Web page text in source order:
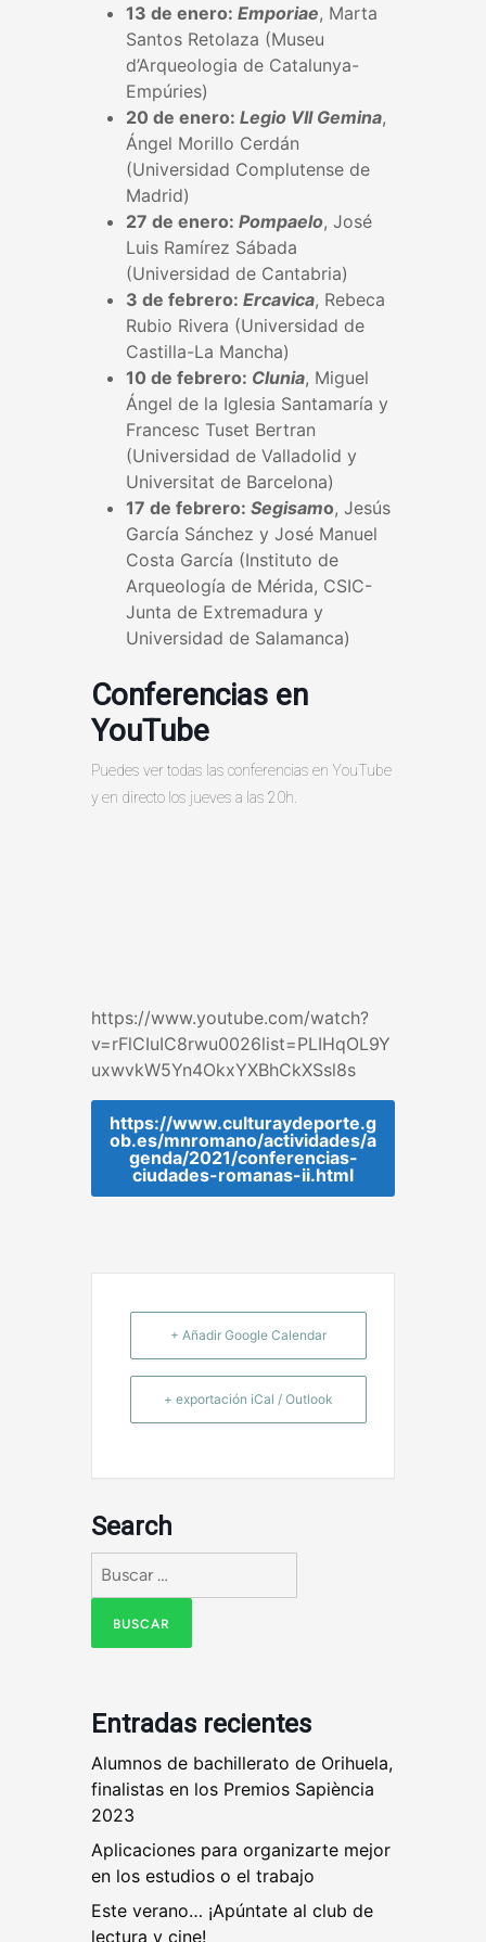
13 de enero: Emporiae, Marta
Santos Retolaza (Museu
d’Arqueologia de Catalunya-
Empúries)
20 de enero: Legio VII Gemina,
Ángel Morillo Cerdán
(Universidad Complutense de
Madrid)
27 de enero: Pompaelo, José
Luis Ramírez Sábada
(Universidad de Cantabria)
3 de febrero: Ercavica, Rebeca
Rubio Rivera (Universidad de
Castilla-La Mancha)
10 de febrero: Clunia, Miguel
Ángel de la Iglesia Santamaría y
Francesc Tuset Bertran
(Universidad de Valladolid y
Universitat de Barcelona)
17 de febrero: Segisamo, Jesús
García Sánchez y José Manuel
Costa García (Instituto de
Arqueología de Mérida, CSIC-
Junta de Extremadura y
Universidad de Salamanca)
Conferencias en
YouTube
Puedes ver todas las conferencias en YouTube
y en directo los jueves a las 20h.
https://www.youtube.com/watch?
v=rFlCIuIC8rwu0026list=PLIHqOL9Y
uxwvkW5Yn4OkxYXBhCkXSsl8s
https://www.culturaydeporte.g
ob.es/mnromano/actividades/a
genda/2021/conferencias-
ciudades-romanas-ii.html
+ Añadir Google Calendar
+ exportación iCal / Outlook
Search
Buscar:
Entradas recientes
Alumnos de bachillerato de Orihuela,
finalistas en los Premios Sapiència
2023
Aplicaciones para organizarte mejor
en los estudios o el trabajo
Este verano… ¡Apúntate al club de
lectura y cine!